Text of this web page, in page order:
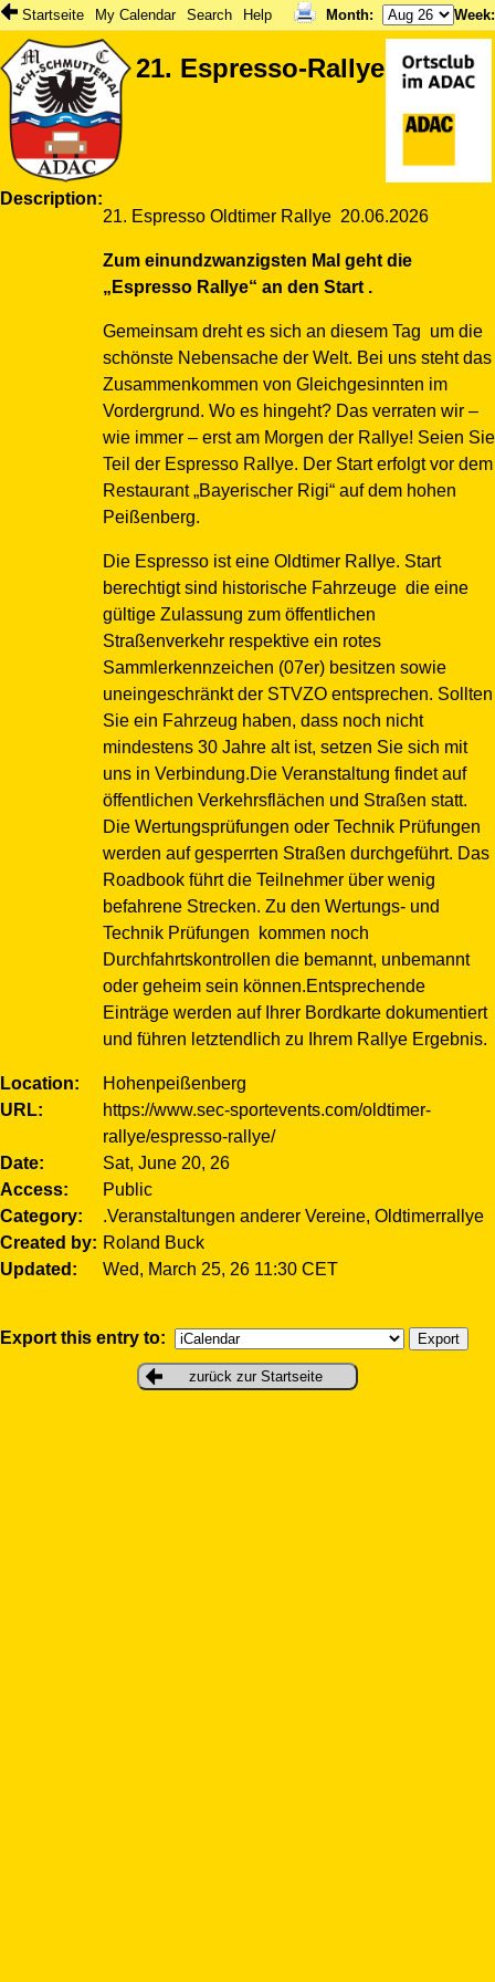
Startseite My Calendar Search Help Month: Week
21. Espresso-Rallye
Description
21. Espresso Oldtimer Rallye 20.06.2026
Zum einundzwanzigsten Mal geht die
„Espresso Rallye“ an den Start .
Gemeinsam dreht es sich an diesem Tag um die
schönste Nebensache der Welt. Bei uns steht das
Zusammenkommen von Gleichgesinnten im
Vordergrund. Wo es hingeht? Das verraten wir –
wie immer – erst am Morgen der Rallye! Seien Sie
Teil der Espresso Rallye. Der Start erfolgt vor dem
Restaurant „Bayerischer Rigi“ auf dem hohen
Peißenberg.
Die Espresso ist eine Oldtimer Rallye. Start
berechtigt sind historische Fahrzeuge die eine
gültige Zulassung zum öffentlichen
Straßenverkehr respektive ein rotes
Sammlerkennzeichen (07er) besitzen sowie
uneingeschränkt der STVZO entsprechen. Sollten
Sie ein Fahrzeug haben, dass noch nicht
mindestens 30 Jahre alt ist, setzen Sie sich mit
uns in Verbindung.Die Veranstaltung findet auf
öffentlichen Verkehrsflächen und Straßen statt.
Die Wertungsprüfungen oder Technik Prüfungen
werden auf gesperrten Straßen durchgeführt. Das
Roadbook führt die Teilnehmer über wenig
befahrene Strecken. Zu den Wertungs- und
Technik Prüfungen kommen noch
Durchfahrtskontrollen die bemannt, unbemannt
oder geheim sein können.Entsprechende
Einträge werden auf Ihrer Bordkarte dokumentiert
und führen letztendlich zu Ihrem Rallye Ergebnis.
Location
Hohenpeißenberg
URL
https://www.sec-sportevents.com/oldtimer-
rallye/espresso-rallye/
Date
Sat, June 20, 26
Access
Public
Category
.Veranstaltungen anderer Vereine, Oldtimerrallye
Created by
Roland Buck
Updated
Wed, March 25, 26 11:30 CET
Export this entry to:
zurück zur Startseite